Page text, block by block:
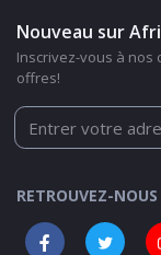
Nouveau sur
Inscrivez-vous à nos
offres!
RETROUVEZ-NOUS